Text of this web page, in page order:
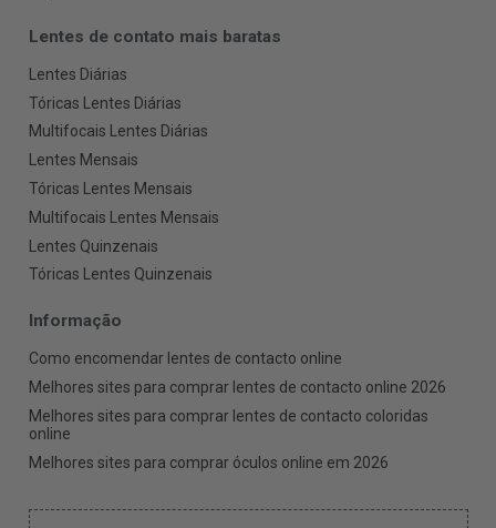
Lentes de contato mais baratas
Lentes Diárias
Tóricas Lentes Diárias
Multifocais Lentes Diárias
Lentes Mensais
Tóricas Lentes Mensais
Multifocais Lentes Mensais
Lentes Quinzenais
Tóricas Lentes Quinzenais
Informação
Como encomendar lentes de contacto online
Melhores sites para comprar lentes de contacto online 2026
Melhores sites para comprar lentes de contacto coloridas
online
Melhores sites para comprar óculos online em 2026